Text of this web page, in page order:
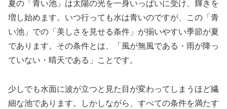
夏の「青い池」は太陽の光を一身いっぱいに受け、輝きを
増し始めます。いつ行っても水は青いのですが、この「青
い池」での「美しさを見せる条件」が揃いやすい季節が夏
であります。その条件とは、「風が無風である・雨が降っ
ていない・晴天である」ことです。
少しでも水面に波が立つと見た目が変わってしまうほど繊
細な池であります。しかしながら、すべての条件を満たす